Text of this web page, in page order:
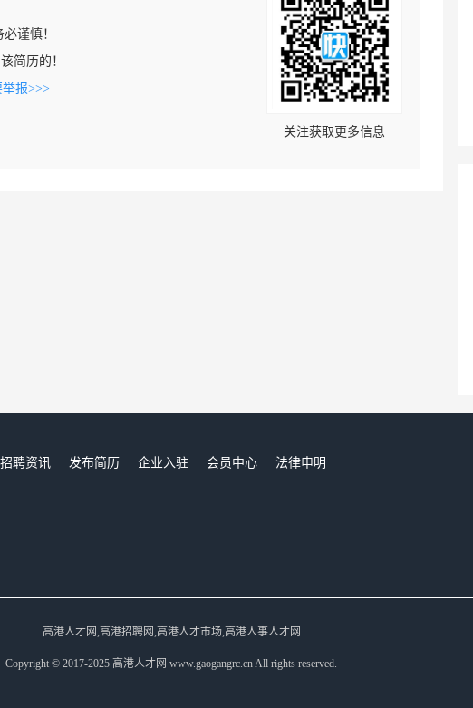
谨慎！
简历的！
报>>>
关注获取更多信息
招聘资讯 发布简历 企业入驻 会员中心
法律申明
高港人才网,高港招聘网,高港人才市场,高港人事人才网
Copyright © 2017-2025 高港人才网 www.gaogangrc.cn All rights reserved.